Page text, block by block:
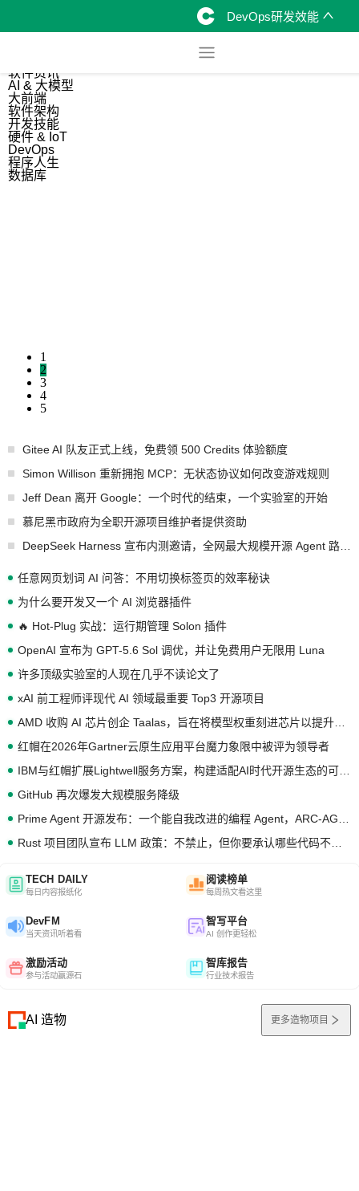
DevOps研发效能
软件资讯
AI & 大模型
大前端
软件架构
开发技能
硬件 & IoT
DevOps
程序人生
数据库
1
2
3
4
5
Gitee AI 队友正式上线，免费领 500 Credits 体验额度
Simon Willison 重新拥抱 MCP：无状态协议如何改变游戏规则
Jeff Dean 离开 Google：一个时代的结束，一个实验室的开始
慕尼黑市政府为全职开源项目维护者提供资助
任意网页划词 AI 问答：不用切换标签页的效率秘诀
为什么要开发又一个 AI 浏览器插件
🔥 Hot-Plug 实战：运行期管理 Solon 插件
OpenAI 宣布为 GPT-5.6 Sol 调优，并让免费用户无限用 Luna
许多顶级实验室的人现在几乎不读论文了
xAI 前工程师评现代 AI 领域最重要 Top3 开源项目
红帽在2026年Gartner云原生应用平台魔力象限中被评为领导者
GitHub 再次爆发大规模服务降级
TECH DAILY
每日内容报纸化
阅读榜单
每周热文看这里
DevFM
当天资讯听着看
智写平台
AI 创作更轻松
激励活动
参与活动赢源石
智库报告
行业技术报告
AI 造物 更多造物项目